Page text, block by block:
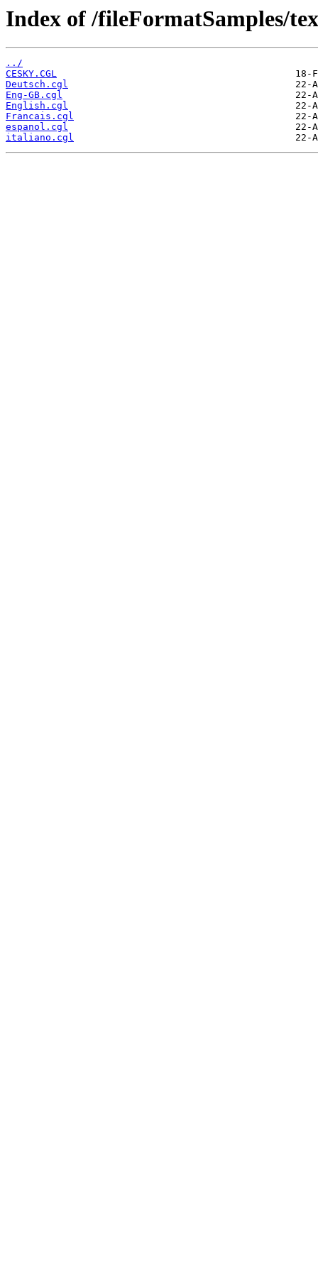
Index of /fileFormatSamples/
../
CESKY.CGL
Deutsch.cgl
Eng-GB.cgl
English.cgl
Francais.cgl
espanol.cgl
italiano.cgl